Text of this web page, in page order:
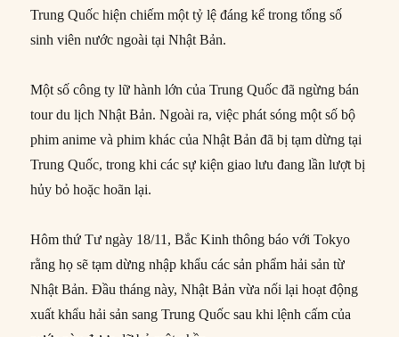
Trung Quốc hiện chiếm một tỷ lệ đáng kể trong tổng số
sinh viên nước ngoài tại Nhật Bản.
Một số công ty lữ hành lớn của Trung Quốc đã ngừng bán
tour du lịch Nhật Bản. Ngoài ra, việc phát sóng một số bộ
phim anime và phim khác của Nhật Bản đã bị tạm dừng tại
Trung Quốc, trong khi các sự kiện giao lưu đang lần lượt bị
hủy bỏ hoặc hoãn lại.
Hôm thứ Tư ngày 18/11, Bắc Kinh thông báo với Tokyo
rằng họ sẽ tạm dừng nhập khẩu các sản phẩm hải sản từ
Nhật Bản. Đầu tháng này, Nhật Bản vừa nối lại hoạt động
xuất khẩu hải sản sang Trung Quốc sau khi lệnh cấm của